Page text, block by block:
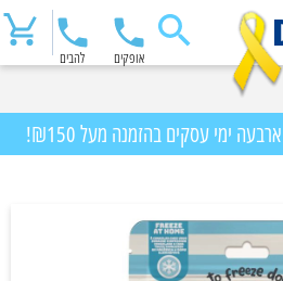
אופקים להבים
ימי עסקים בהזמנה מעל ₪150!